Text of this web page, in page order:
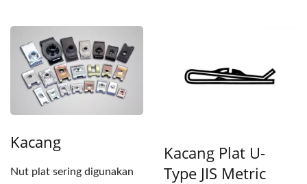
Kacang
Nut plat sering digunakan
Kacang Plat U-
Type JIS Metric